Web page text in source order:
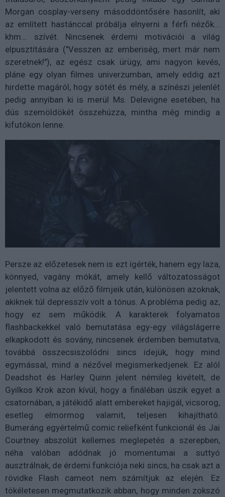
Morgan cosplay-verseny másoddöntősére hasonlít, aki
az említett hastánccal próbálja elnyerni a férfi nézők...
khm... szívét. Nincsenek érdemi motivációi a világ
elpusztítására ("Vesszen az emberiség, mert már nem
szeretnek!"), az egész csak ürügy, ami nagyon kevés,
pláne egy olyan filmes univerzumban, amely eddig azt
hirdette magáról, hogy sötét és mély, a színészi jelenlét
pedig annyiban ki is merül Ms. Delevigne esetében, ha
dús szemöldökét összehúzza, mintha még mindig a
kifutókon lenne.
Persze az előzetesek nem is ezt ígérték, hanem egy laza,
könnyed, vagány mókát, amely kellő változatosságot
jelentett volna az előző filmjeik után, különösen azoknak,
akiknek túl depresszív volt a tónus. A probléma pedig az,
hogy ez sem működik. A karakterek folyamatos
flashbackekkel való bemutatása egy-egy világslágerre
elkapkodott és sovány, nincsenek érdemben bemutatva,
továbbá összecsiszolódni sincs idejük, hogy mind
egymással, mind a nézővel megismerkedjenek. Ez alól
Deadshot és Harley Quinn jelent némileg kivételt, de
Gyilkos Krok azon kívül, hogy a fináléban úszik egyet a
csatornában, a játékidő alatt embereket hajigál, vicsorog,
esetleg elmormog valamit, teljesen kihajítható.
Bumeráng egyértelmű comic reliefként funkcionál és Jai
Courtney abszolút kellemes meglepetés a szerepben,
néha valóban adódnak jó momentumai a suttyó
ausztrálnak, de érdemi funkciója neki sincs, ha csak azt a
rövidke Flash cameot nem számítjuk az elején. Ez
tökéletesen megmutatkozik abban, hogy minden zokszó